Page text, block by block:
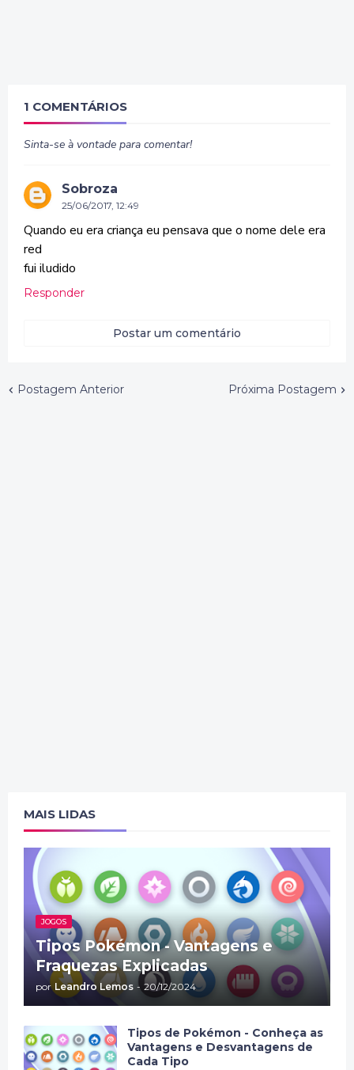
1 COMENTÁRIOS
Sinta-se à vontade para comentar!
Sobroza
25/06/2017, 12:49
Quando eu era criança eu pensava que o nome dele era
red
fui iludido
Responder
Postar um comentário
Postagem Anterior Próxima Postagem
MAIS LIDAS
JOGOS
Tipos Pokémon - Vantagens e
Fraquezas Explicadas
por Leandro Lemos - 20/12/2024
Tipos de Pokémon - Conheça as
Vantagens e Desvantagens de
Cada Tipo